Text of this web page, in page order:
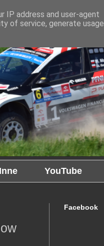
Inne YouTube
Facebook
IP address and user-agent
of service, generate usage